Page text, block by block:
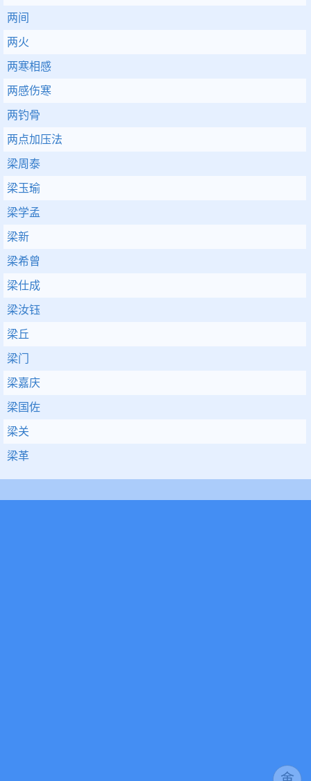
两间
两火
两寒相感
两感伤寒
两钓骨
两点加压法
梁周泰
梁玉瑜
梁学孟
梁新
梁希曾
梁仕成
梁汝钰
梁丘
梁门
梁嘉庆
梁国佐
梁关
梁革